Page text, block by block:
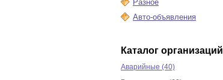
Разное
Авто-объявления
Каталог организаций
Аварийные (40)